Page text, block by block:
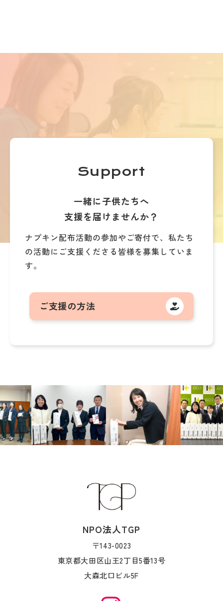
Support
一緒に子供たちへ
支援を届けませんか？
ナプキン配布活動の参加やご寄付で、私たち
の活動にご支援くださる皆様を募集していま
す。
ご支援の方法
NPO法人TGP
〒143-0023
東京都大田区山王2丁目5番13号
大森北口ビル5F